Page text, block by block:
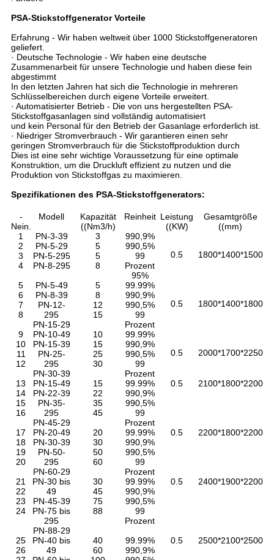
PSA-Stickstoffgenerator Vorteile
Erfahrung - Wir haben weltweit über 1000 Stickstoffgeneratoren
geliefert.
· Deutsche Technologie - Wir haben eine deutsche
Zusammenarbeit für unsere Technologie und haben diese fein
abgestimmt
In den letzten Jahren hat sich die Technologie in mehreren
Schlüsselbereichen durch eigene Vorteile erweitert.
· Automatisierter Betrieb - Die von uns hergestellten PSA-
Stickstoffgasanlagen sind vollständig automatisiert
und kein Personal für den Betrieb der Gasanlage erforderlich ist.
· Niedriger Stromverbrauch - Wir garantieren einen sehr
geringen Stromverbrauch für die Stickstoffproduktion durch
Dies ist eine sehr wichtige Voraussetzung für eine optimale
Konstruktion, um die Druckluft effizient zu nutzen und die
Produktion von Stickstoffgas zu maximieren.
Spezifikationen des PSA-Stickstoffgenerators:
-
Nein.
Modell
Kapazität
((Nm3/h)
Reinheit Leistung
((KW)
Gesamtgröße
((mm)
1
2
3
4
PN-3-39
PN-5-29
PN-5-295
PN-8-295
3
5
5
8
990,9%
990,5%
99
Prozent
95%
0.5 1800*1400*1500
5
6
7
8
PN-5-49
PN-8-39
PN-12-
295
PN-15-29
5
8
12
15
99.99%
990,9%
990,5%
99
Prozent
0.5 1800*1400*1800
9
10
11
12
PN-10-49
PN-15-39
PN-25-
295
PN-30-39
10
15
25
30
99.99%
990,9%
990,5%
99
Prozent
0.5 2000*1700*2250
13
14
15
16
PN-15-49
PN-22-39
PN-35-
295
PN-45-29
15
22
35
45
99.99%
990,9%
990,5%
99
Prozent
0.5 2100*1800*2200
17
18
19
20
PN-20-49
PN-30-39
PN-50-
295
PN-60-29
20
30
50
60
99.99%
990,9%
990,5%
99
Prozent
0.5 2200*1800*2200
21
22
23
24
PN-30 bis
49
PN-45-39
PN-75 bis
295
PN-88-29
30
45
75
88
99.99%
990,9%
990,5%
99
Prozent
0.5 2400*1900*2200
25
26
PN-40 bis
49
40
60
99.99%
990,9%
0.5 2500*2100*2500